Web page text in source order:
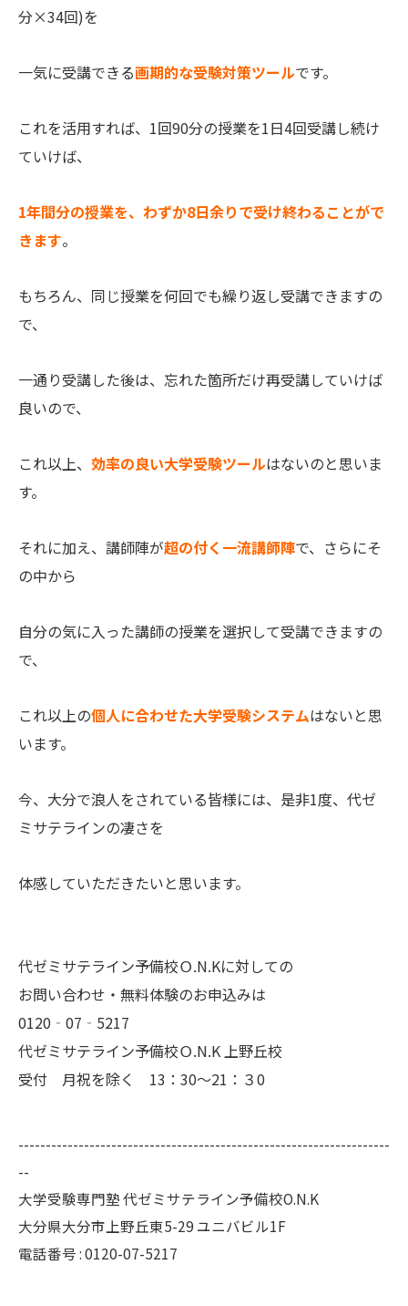
分×34回)を
一気に受講できる画期的な受験対策ツールです。
これを活用すれば、1回90分の授業を1日4回受講し続け
ていけば、
1年間分の授業を、わずか8日余りで受け終わることがで
きます。
もちろん、同じ授業を何回でも繰り返し受講できますの
で、
一通り受講した後は、忘れた箇所だけ再受講していけば
良いので、
これ以上、 効率の良い大学受験ツールはないのと思いま
す。
それに加え、講師陣が超の付く一流講師陣で、さらにそ
の中から
自分の気に入った講師の授業を選択して受講できますの
で、
これ以上の個人に合わせた大学受験システムはないと思
います。
今、大分で浪人をされている皆様には、是非1度、代ゼ
ミサテラインの凄さを
体感していただきたいと思います。
代ゼミサテライン予備校Ｏ.N.Kに対しての
お問い合わせ・無料体験のお申込みは
0120‐07‐5217
代ゼミサテライン予備校Ｏ.N.K 上野丘校
受付 月祝を除く 13：30～21：３0
--------------------------------------------------------------------
--
大学受験専門塾 代ゼミサテライン予備校O.N.K
大分県大分市上野丘東5-29 ユニバビル1F
電話番号 : 0120-07-5217